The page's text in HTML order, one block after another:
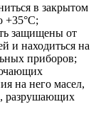
в закрытом
+35°С;
защищены от
и находиться на
приборов;
на него масел,
разрушающих